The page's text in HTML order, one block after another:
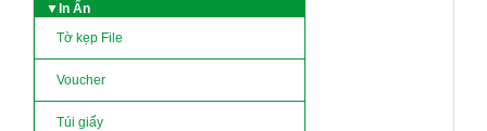
▼In Ấn
Tờ kẹp File
Voucher
Túi giấy